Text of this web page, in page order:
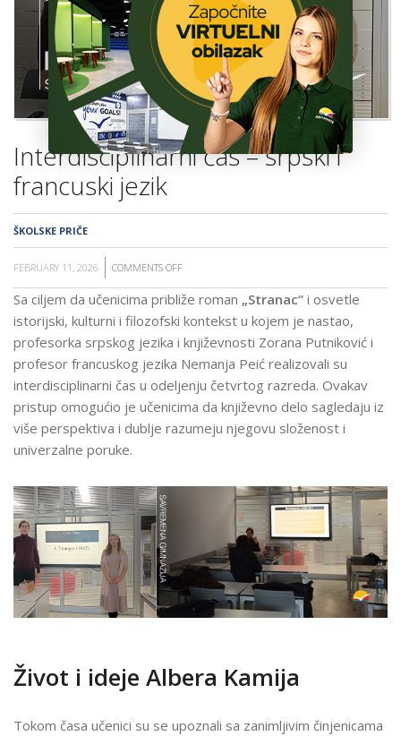
ŠKOLA
Interdisciplinarni čas – srpski i
francuski jezik
ŠKOLSKE PRIČE
FEBRUARY 11, 2026 COMMENTS OFF
INTERDISCIPLINARNI
SRPSKI
FRANCUSKI
Sa ciljem da učenicima približe roman „Stranac“ i osvetle
istorijski, kulturni i filozofski kontekst u kojem je nastao,
profesorka srpskog jezika i književnosti Zorana Putniković i
profesor francuskog jezika Nemanja Peić realizovali su
interdisciplinarni čas u odeljenju četvrtog razreda. Ovakav
pristup omogućio je učenicima da književno delo sagledaju iz
više perspektiva i dublje razumeju njegovu složenost i
univerzalne poruke.
Život i ideje Albera Kamija
Tokom časa učenici su se upoznali sa zanimljivim činjenicama